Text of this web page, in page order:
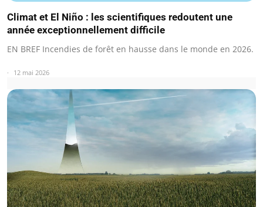
Climat et El Niño : les scientifiques redoutent une
année exceptionnellement difficile
EN BREF Incendies de forêt en hausse dans le monde en 2026.
12 mai 2026